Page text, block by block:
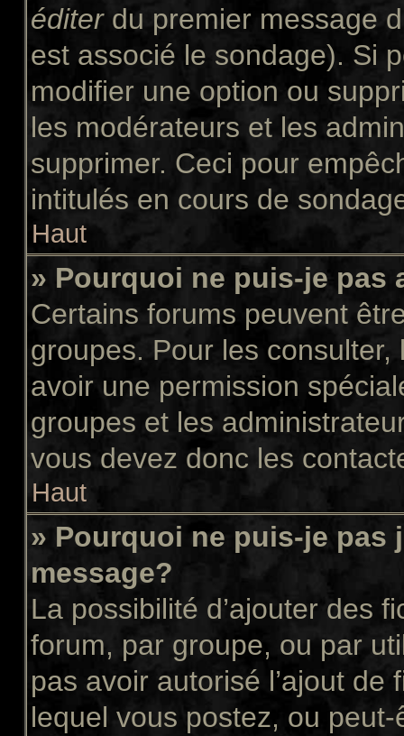
éditerdu premier message
est associé le sondage). Si
modifier une option ou
les modérateurs et les
supprimer. Ceci pour
intitulés en cours de
Haut
» Pourquoi ne puis-je pas
Certains forums peuvent
groupes. Pour les
avoir une permission
groupes et les
vous devez donc les
Haut
» Pourquoi ne puis-je pas
message?
La possibilité d’ajouter des
forum, par groupe, ou par
pas avoir autorisé l’ajout
lequel vous postez, ou